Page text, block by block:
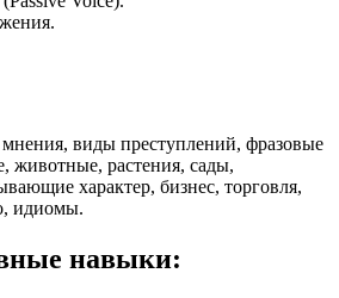
мнения, виды преступлений, фразовые
животные, растения, сады,
характер, бизнес, торговля,
идиомы.
навыки: